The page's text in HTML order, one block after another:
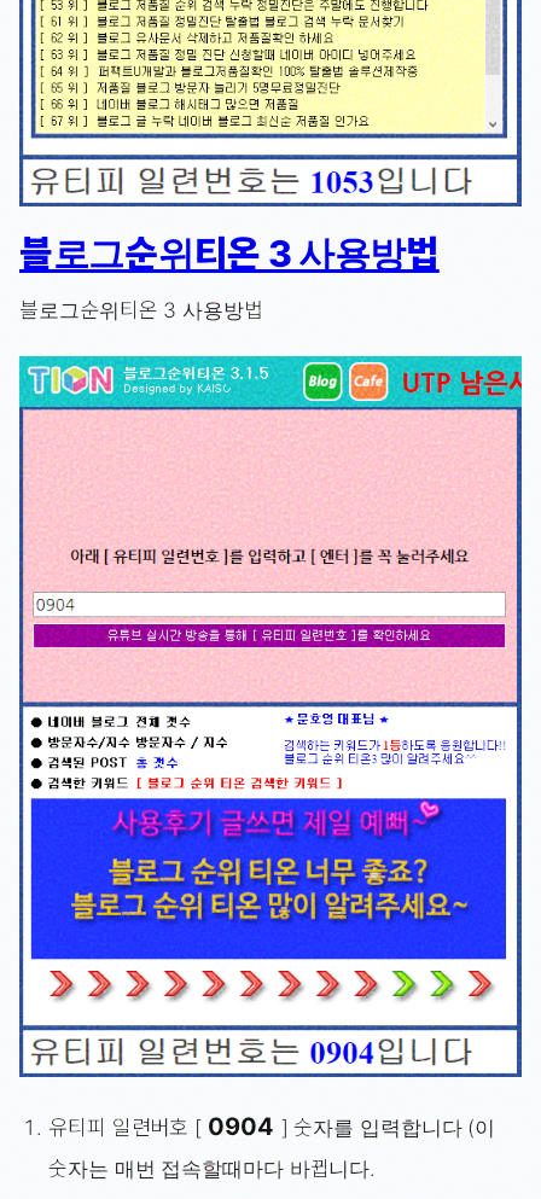
블로그순위티온 3 사용방법
블로그순위티온 3 사용방법
유티피 일련버호 [ 0904 ] 숫자를 입력합니다 (이
숫자는 매번 접속할때마다 바뀝니다.